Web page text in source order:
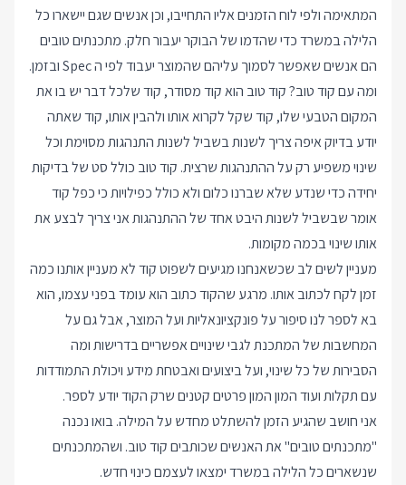
המתאימה ולפי לוח הזמנים אליו התחייבו, וכן אנשים שגם יישארו כל
הלילה במשרד כדי שהדמו של הבוקר יעבור חלק. מתכנתים טובים
הם אנשים שאפשר לסמוך עליהם שהמוצר יעבוד לפי ה Spec ובזמן.
ומה עם קוד טוב? קוד טוב הוא קוד מסודר, קוד שלכל דבר יש בו את
המקום הטבעי שלו, קוד שקל לקרוא אותו ולהבין אותו, קוד שאתה
יודע בדיוק איפה צריך לשנות בשביל לשנות התנהגות מסוימת וכל
שינוי משפיע רק על ההתנהגות שרצית. קוד טוב כולל סט של בדיקות
יחידה כדי שנדע שלא שברנו כלום ולא כולל כפילויות כי כפל קוד
אומר שבשביל לשנות היבט אחד של ההתנהגות אני צריך לבצע את
אותו שינוי בכמה מקומות.
מעניין לשים לב שכשאנחנו מגיעים לשפוט קוד לא מעניין אותנו כמה
זמן לקח לכתוב אותו. מרגע שהקוד כתוב הוא עומד בפני עצמו, הוא
בא לספר לנו סיפור על פונקציונאליות ועל המוצר, אבל גם על
המחשבות של המתכנת לגבי שינויים אפשריים בדרישות ומה
הסבירות של כל שינוי, ועל ביצועים ואבטחת מידע ויכולת התמודדות
עם תקלות ועוד המון המון פרטים קטנים שרק הקוד יודע לספר.
אני חושב שהגיע הזמן להשתלט מחדש על המילה. בואו נכנה
"מתכנתים טובים" את האנשים שכותבים קוד טוב. ושהמתכנתים
שנשארים כל הלילה במשרד ימצאו לעצמם כינוי חדש.